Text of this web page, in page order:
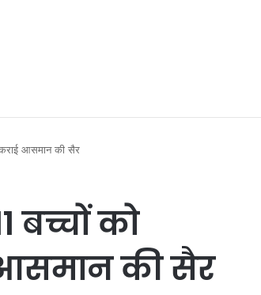
कराई आसमान की सैर
बच्चों को
आसमान की सैर